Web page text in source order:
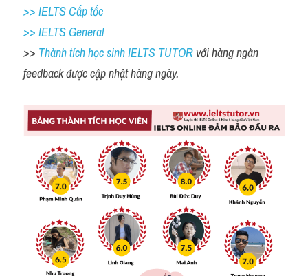
>> IELTS Cấp tốc
>> IELTS General
>> Thành tích học sinh IELTS TUTOR với hàng ngàn
feedback được cập nhật hàng ngày.